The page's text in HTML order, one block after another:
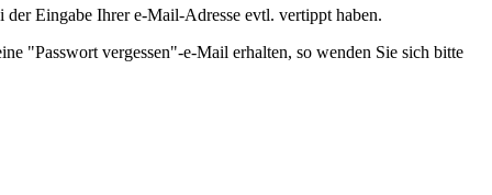
Eingabe Ihrer e-Mail-Adresse evtl. vertippt haben.
"Passwort vergessen"-e-Mail erhalten, so wenden Sie sich bitte